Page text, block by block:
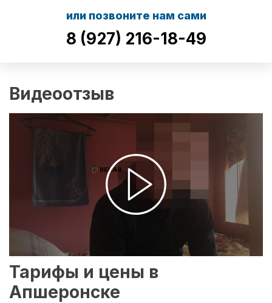
или позвоните нам сами
8 (927) 216-18-49
Видеоотзыв
Тарифы и цены в
Апшеронске